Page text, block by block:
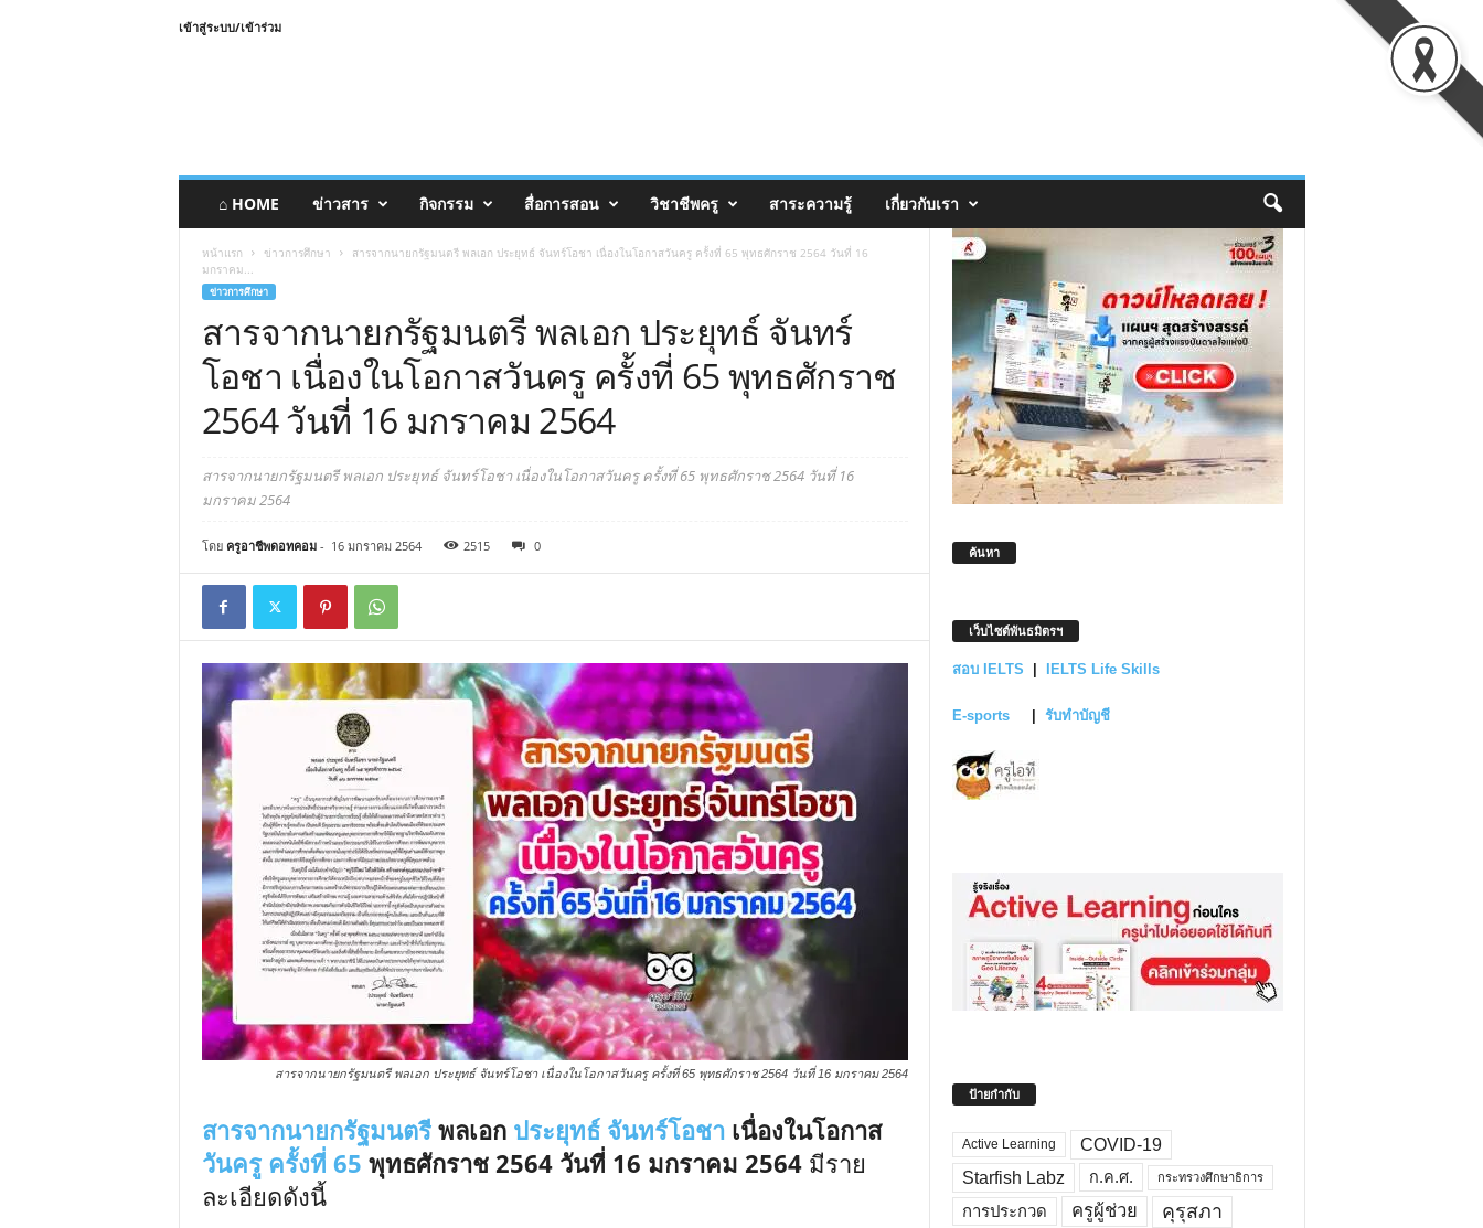
เข้าสู่ระบบ/เข้าร่วม
⌂ HOME ข่าวสาร กิจกรรม สื่อการสอน วิชาชีพครู สาระความรู้ เกี่ยวกับเรา
หน้าแรก ข่าวการศึกษา
สารจากนายกรัฐมนตรี พลเอก ประยุทธ์ จันทร์โอชา เนื่องในโอกาสวันครู ครั้งที่ 65 พุทธศักราช 2564 วันที่ 16
มกราคม...
ข่าวการศึกษา
สารจากนายกรัฐมนตรี พลเอก ประยุทธ์ จันทร์
โอชา เนื่องในโอกาสวันครู ครั้งที่ 65 พุทธศักราช
2564 วันที่ 16 มกราคม 2564
สารจากนายกรัฐมนตรี พลเอก ประยุทธ์ จันทร์โอชา เนื่องในโอกาสวันครู ครั้งที่ 65 พุทธศักราช 2564 วันที่ 16
มกราคม 2564
โดย ครูอาชีพดอทคอม- 16 มกราคม 2564 2515 0
สารจากนายกรัฐมนตรี พลเอก ประยุทธ์ จันทร์โอชา เนื่องในโอกาสวันครู ครั้งที่ 65 พุทธศักราช 2564 วันที่ 16 มกราคม 2564
สารจากนายกรัฐมนตรีพลเอก ประยุทธ์ จันทร์โอชาเนื่องในโอกาส
วันครู ครั้งที่ 65 พุทธศักราช 2564 วันที่ 16 มกราคม 2564มีราย
ละเอียดดังนี้
ค้นหา
เว็บไซต์พันธมิตรฯ
สอบ IELTS IELTS Life Skills
E-sports รับทำบัญชี
ป้ายกำกับ
Active Learning
COVID-19
Starfish Labz
ก.ค.ศ. กระทรวงศึกษาธิการ
การประกวด ครูผู้ช่วย คุรุสภา